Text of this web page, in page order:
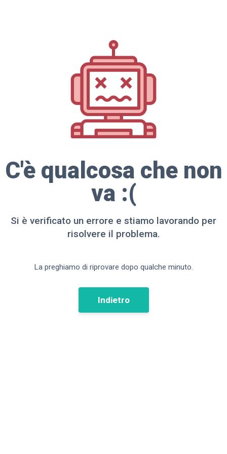
C'è qualcosa che non
va :(
Si è verificato un errore e stiamo lavorando per
risolvere il problema.
La preghiamo di riprovare dopo qualche minuto.
Indietro